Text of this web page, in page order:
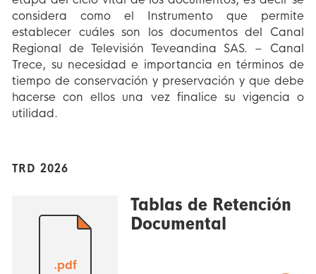
considera como el Instrumento que permite
establecer cuáles son los documentos del Canal
Regional de Televisión Teveandina SAS. – Canal
Trece, su necesidad e importancia en términos de
tiempo de conservación y preservación y que debe
hacerse con ellos una vez finalice su vigencia o
utilidad.
TRD 2026
.pdf
Tablas de Retención
Documental